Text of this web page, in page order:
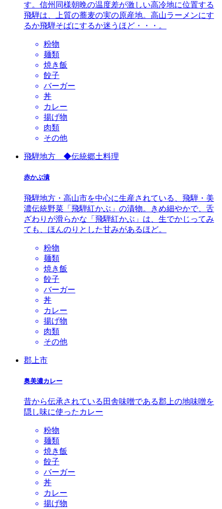
す。信州同様朝晩の温度差が激しい高冷地に位置する
飛騨は、上質の蕎麦の実の原産地。高山ラーメンにす
るか飛騨そばにするか迷うほど・・・。
粉物
麺類
焼き飯
餃子
バーガー
丼
カレー
揚げ物
肉類
その他
飛騨地方 ◆伝統郷土料理
赤かぶ漬
飛騨地方・高山市を中心に生産されている、飛騨・美
濃伝統野菜「飛騨紅かぶ」の漬物。きめ細やかで、舌
ざわりが滑らかな「飛騨紅かぶ」は、生でかじってみ
ても、ほんのりとした甘みがあるほど。
粉物
麺類
焼き飯
餃子
バーガー
丼
カレー
揚げ物
肉類
その他
郡上市
奥美濃カレー
昔から伝承されている田舎味噌である郡上の地味噌を
隠し味に使ったカレー
粉物
麺類
焼き飯
餃子
バーガー
丼
カレー
揚げ物